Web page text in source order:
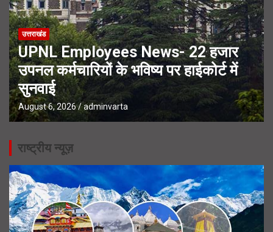
उत्तराखंड
UPNL Employees News- 22 हजार
उपनल कर्मचारियों के भविष्य पर हाईकोर्ट में
सुनवाई
August 6, 2026 adminvarta
राष्ट्रीय न्यूज़